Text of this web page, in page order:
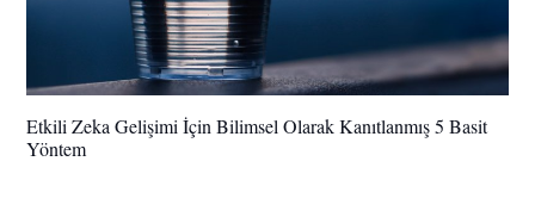
Etkili Zeka Gelişimi İçin Bilimsel Olarak Kanıtlanmış 5 Basit
Yöntem